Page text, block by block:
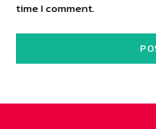
time I comment.